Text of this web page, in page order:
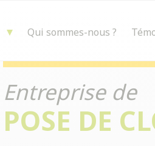
Qui sommes-nous ?
Entreprise de
POSE DE